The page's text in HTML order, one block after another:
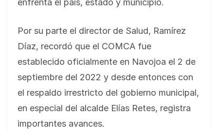
enfrenta el país, estado y municipio.
Por su parte el director de Salud, Ramírez
Díaz, recordó que el COMCA fue
establecido oficialmente en Navojoa el 2 de
septiembre del 2022 y desde entonces con
el respaldo irrestricto del gobierno municipal,
en especial del alcalde Elías Retes, registra
importantes avances.